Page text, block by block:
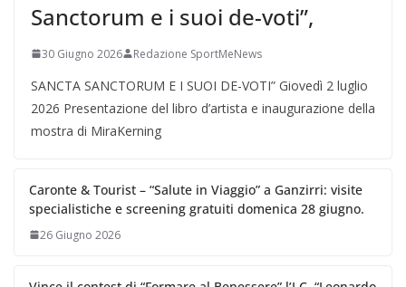
Sanctorum e i suoi de-voti”,
30 Giugno 2026 Redazione SportMeNews
SANCTA SANCTORUM E I SUOI DE-VOTI” Giovedì 2 luglio
2026 Presentazione del libro d’artista e inaugurazione della
mostra di MiraKerning
Caronte & Tourist – “Salute in Viaggio” a Ganzirri: visite
specialistiche e screening gratuiti domenica 28 giugno.
26 Giugno 2026